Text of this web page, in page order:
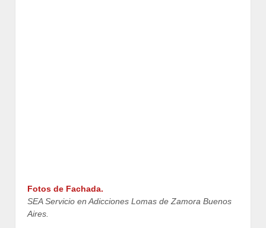
Fotos de Fachada.
SEA Servicio en Adicciones Lomas de Zamora Buenos
Aires.